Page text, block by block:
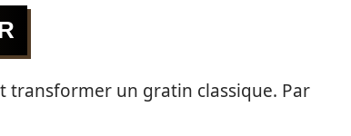
transformer un gratin classique. Par